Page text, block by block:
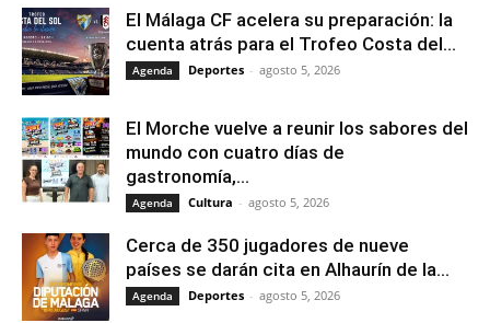
El Málaga CF acelera su preparación: la
cuenta atrás para el Trofeo Costa del...
Agenda Deportes - agosto 5, 2026
El Morche vuelve a reunir los sabores del
mundo con cuatro días de
gastronomía,...
Agenda Cultura - agosto 5, 2026
Cerca de 350 jugadores de nueve
países se darán cita en Alhaurín de la...
Agenda Deportes - agosto 5, 2026